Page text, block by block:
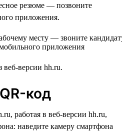
резюме — позвоните
приложения.
версии hh.ru.
код
работая в веб-версии hh.ru,
наведите камеру смартфона